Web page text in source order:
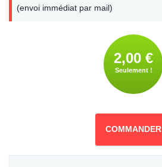
(envoi immédiat par mail)
2,00 €
Seulement !
COMMANDER